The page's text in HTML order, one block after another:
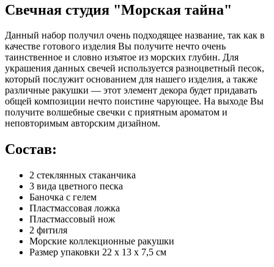
Свечная студия "Морская тайна"
Данный набор получил очень подходящее название, так как в
качестве готового изделия Вы получите нечто очень
таинственное и словно изъятое из морских глубин. Для
украшения данных свечей используется разноцветный песок,
который послужит основанием для нашего изделия, а также
различные ракушки — этот элемент декора будет придавать
общей композиции нечто поистине чарующее. На выходе Вы
получите волшебные свечки с приятным ароматом и
неповторимым авторским дизайном.
Состав:
2 стеклянных стаканчика
3 вида цветного песка
Баночка с гелем
Пластмассовая ложка
Пластмассовый нож
2 фитиля
Морские коллекционные ракушки
Размер упаковки 22 x 13 x 7,5 см